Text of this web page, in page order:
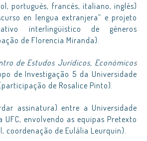
portugués, francés, italiano, inglés)
en lengua extranjera” e projeto
interlingüístico de géneros
de Florencia Miranda).
de Estudos Jurídicos, Económicos
de Investigação 5 da Universidade
de Rosalice Pinto).
assinatura) entre a Universidade
UFC, envolvendo as equipas Pretexto
coordenação de Eulália Leurquin).